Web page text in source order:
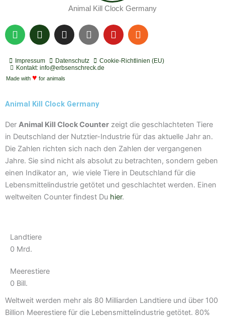
Animal Kill Clock Germany
S
p
t
i
f
P
o
c
a
s
I
n
t
a
g
a
m
Y
o
t
u
Y
o
t
R
s
Impressum Datenschutz
Cookie-Richtlinien (EU)
Kontakt: info@erbsenschreck.de
Made with ♥ for animals
Animal Kill Clock Germany
Der Animal Kill Clock Counter zeigt die geschlachteten Tiere
in Deutschland der Nutztier-Industrie für das aktuelle Jahr an.
Die Zahlen richten sich nach den Zahlen der vergangenen
Jahre. Sie sind nicht als absolut zu betrachten, sondern geben
einen Indikator an, wie viele Tiere in Deutschland für die
Lebensmittelindustrie getötet und geschlachtet werden. Einen
weltweiten Counter findest Du hier.
Landtiere
0 Mrd.
Meerestiere
0 Bill.
Weltweit werden mehr als 80 Milliarden Landtiere und über 100
Billion Meerestiere für die Lebensmittelindustrie getötet. 80%